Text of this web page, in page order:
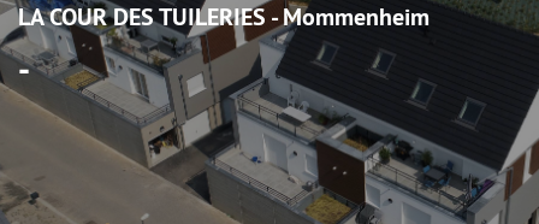
LA COUR DES TUILERIES - Mommenheim
-